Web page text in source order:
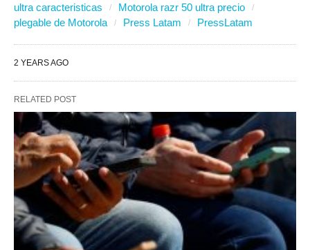
ultra caracteristicas
Motorola razr 50 ultra precio
plegable de Motorola
Press Latam PressLatam
2 YEARS AGO
RELATED POST